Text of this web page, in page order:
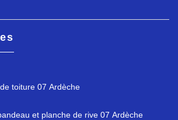
toiture 07 Ardèche
et planche de rive 07 Ardèche